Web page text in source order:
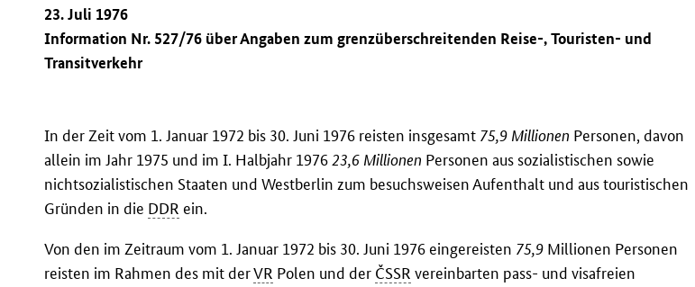
23. Juli 1976
Information Nr. 527/76 über Angaben zum grenzüberschreitenden Reise-, Touristen- und
Transitverkehr
In der Zeit vom 1. Januar 1972 bis 30. Juni 1976 reisten insgesamt 75,9 Millionen Personen, davon
allein im Jahr 1975 und im I. Halbjahr 197623,6 Millionen Personen aus sozialistischen sowie
nichtsozialistischen Staaten und Westberlin zum besuchsweisen Aufenthalt und aus touristischen
Gründen in die DDR ein.
Von den im Zeitraum vom 1. Januar 1972 bis 30. Juni 1976 eingereisten 75,9 Millionen Personen
reisten im Rahmen des mit derVR Polen und der ČSSR vereinbarten pass- und visafreien